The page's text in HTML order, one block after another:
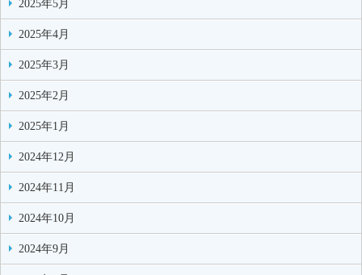
2025年5月
2025年4月
2025年3月
2025年2月
2025年1月
2024年12月
2024年11月
2024年10月
2024年9月